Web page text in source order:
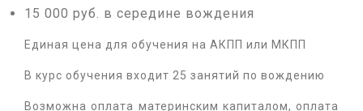
15 000 руб. в середине вождения
Единая цена для обучения на АКПП или МКПП
В курс обучения входит 25 занятий по вождению
Возможна оплата материнским капиталом, оплата